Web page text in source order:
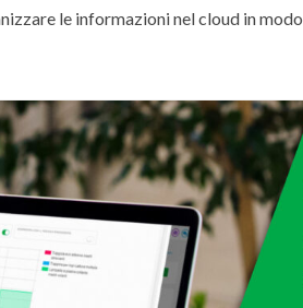
le informazioni nel cloud in modo